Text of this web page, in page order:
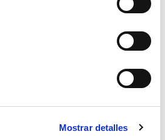
Mostrar detalles